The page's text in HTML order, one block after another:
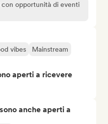
opportunità di eventi
vibes
Mainstream
aperti a ricevere
anche aperti a